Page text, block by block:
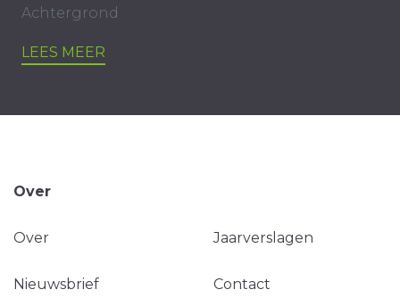
Achtergrond
LEES MEER
Over
Over Jaarverslagen
Nieuwsbrief Contact